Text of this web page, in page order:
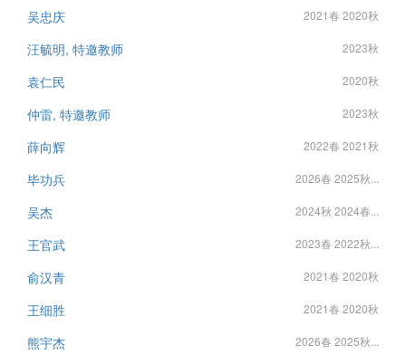
吴忠庆 2021春 2020秋
汪毓明, 特邀教师 2023秋
袁仁民 2020秋
仲雷, 特邀教师 2023秋
薛向辉 2022春 2021秋
毕功兵 2026春 2025秋...
吴杰 2024秋 2024春...
王官武 2023春 2022秋...
俞汉青 2021春 2020秋
王细胜 2021春 2020秋
熊宇杰 2026春 2025秋...